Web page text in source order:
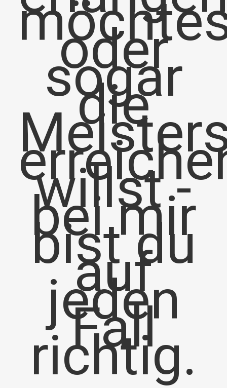
oder
sogar
die
willst -
bei mir
bist du
auf
jeden
Fall
richtig.